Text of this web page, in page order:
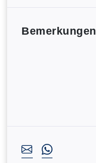
Bemerkungen